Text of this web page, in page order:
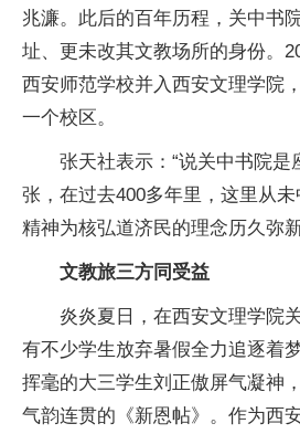
兆濂。此后的百年历程，关中书
址、更未改其文教场所的身份。
西安师范学校并入西安文理学院
一个校区。
张天社表示：“说关中书院是
张，在过去400多年里，这里从
精神为核弘道济民的理念历久弥
文教旅三方同受益
炎炎夏日，在西安文理学院
有不少学生放弃暑假全力追逐着
挥毫的大三学生刘正傲屏气凝神
气韵连贯的《新恩帖》。作为西